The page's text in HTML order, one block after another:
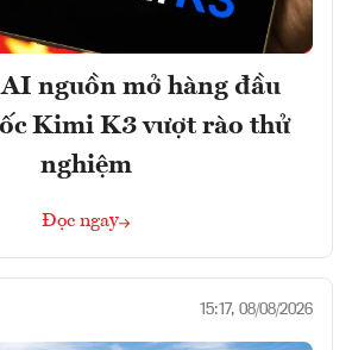
nguồn mở hàng đầu
Kimi K3 vượt rào thử
nghiệm
Đọc ngay
15:17, 08/08/2026